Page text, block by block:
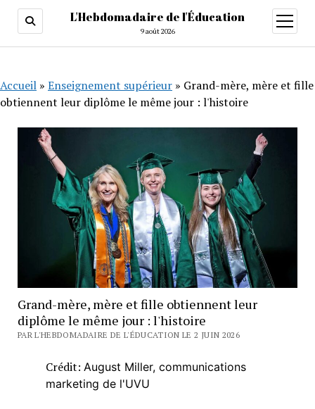
L'Hebdomadaire de l'Éducation
9 août 2026
ouvrir
menu
Accueil » Enseignement supérieur » Grand-mère, mère et fille
obtiennent leur diplôme le même jour : l'histoire
Grand-mère, mère et fille obtiennent leur
diplôme le même jour : l'histoire
PAR L'HEBDOMADAIRE DE L'ÉDUCATION LE 2 JUIN 2026
Crédit: August Miller, communications
marketing de l'UVU